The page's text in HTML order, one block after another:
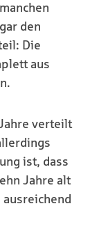
den
Die
aus
verteilt
ist, dass
Jahre alt